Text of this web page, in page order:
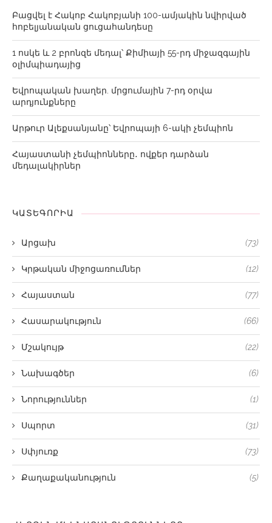
Բացվել է Հակոբ Հակոբյանի 100-ամյակին նվիրված
հոբելյանական ցուցահանդեսը
1 ոսկե և 2 բրոնզե մեդալ՝ Քիմիայի 55-րդ միջազգային
օլիմպիադայից
Եվրոպական խաղեր. մրցումային 7-րդ օրվա
արդյունքները
Արթուր Ալեքսանյանը՝ Եվրոպայի 6-ակի չեմպիոն
Հայաստանի չեմպիոնները․ ովքեր դարձան
մեդալակիրներ
ԿԱՏԵԳՈՐԻԱ
Արցախ (73)
Կրթական միջոցառումներ (12)
Հայաստան (77)
Հասարակություն (66)
Մշակույթ (22)
Նախագծեր (6)
Նորություններ (1)
Սպորտ (31)
Սփյուռք (73)
Քաղաքականություն (5)